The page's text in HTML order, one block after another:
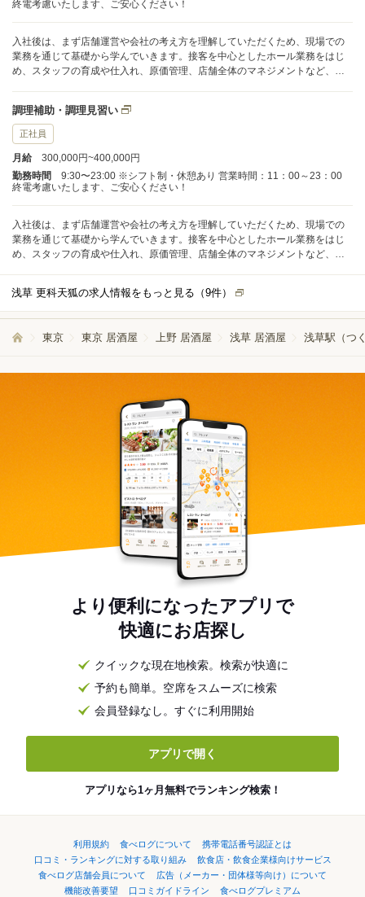
スキルやキャリアも着実に伸ばしていける職場で、理想のキャリアを描いて
いきませんか。
終電考慮いたします、ご安心ください！
入社後は、まず店舗運営や会社の考え方を理解していただくため、現場での
業務を通じて基礎から学んでいきます。接客を中心としたホール業務をはじ
め、スタッフの育成や仕入れ、原価管理、店舗全体のマネジメントなど、幅
す。分からないことや不安な点は、いつでも気軽に相談できる体制が整って
います。 店長として実績を積んだ後は、スーパーバイザーや統括料理長、業
態開発、商品企画など、さまざまなキャリアパスに挑戦することが可能で
す。また、充実した独立支援制度も用意しており、将来的に自分のお店を持
ちたい方も安心してステップアップできます。 会社の成長とともに、自身の
スキルやキャリアも着実に伸ばしていける職場で、理想のキャリアを描いて
いきませんか。
調理補助・調理見習い
正社員
月給
300,000円~400,000円
勤務時間
9:30〜23:00 ※シフト制・休憩あり 営業時間：11：00～23：00
終電考慮いたします、ご安心ください！
入社後は、まず店舗運営や会社の考え方を理解していただくため、現場での
業務を通じて基礎から学んでいきます。接客を中心としたホール業務をはじ
め、スタッフの育成や仕入れ、原価管理、店舗全体のマネジメントなど、幅
す。分からないことや不安な点は、いつでも気軽に相談できる体制が整って
います。 店長として実績を積んだ後は、スーパーバイザーや統括料理長、業
す。また、充実した独立支援制度も用意しており、将来的に自分のお店を持
スキルやキャリアも着実に伸ばしていける職場で、理想のキャリアを描いて
浅草 更科天狐の求人情報をもっと見る（9件）
東京 東京 居酒屋 上野 居酒屋 浅草 居酒屋 浅草駅（つ
より便利になったアプリで
快適にお店探し
クイックな現在地検索。検索が快適に
予約も簡単。空席をスムーズに検索
会員登録なし。すぐに利用開始
アプリで開く
アプリなら1ヶ月無料でランキング検索！
利用規約 食べログについて
携帯電話番号認証とは
口コミ・ランキングに対する取り組み
飲食店・飲食企業様向けサービス
食べログ店舗会員について
広告（メーカー・団体様等向け）について
機能改善要望
口コミガイドライン 食べログプレミアム